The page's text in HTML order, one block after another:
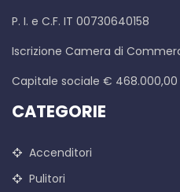
P. I. e C.F. IT 00730640158
Iscrizione Camera di
Capitale sociale € 468.000,00
CATEGORIE
Accenditori
Pulitori